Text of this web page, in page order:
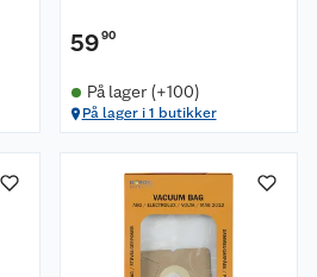
5990
På lager (+100)
På lager i 1 butikker